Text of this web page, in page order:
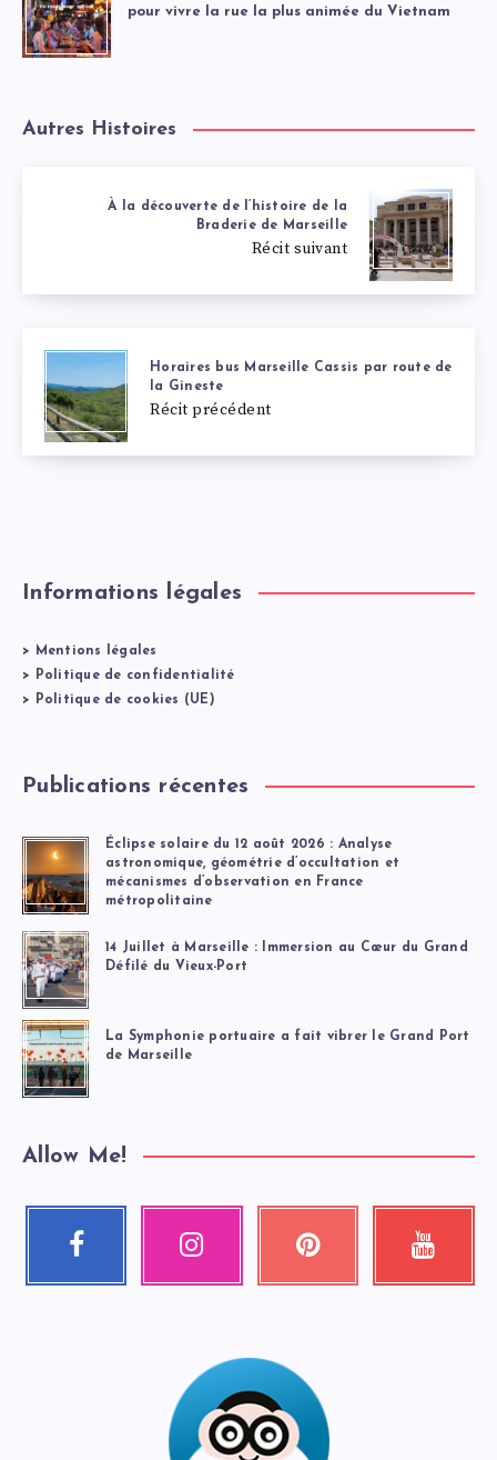
pour vivre la rue la plus animée du Vietnam
Autres Histoires
À la découverte de l’histoire de la
Braderie de Marseille
Récit suivant
Horaires bus Marseille Cassis par route de
la Gineste
Récit précédent
Informations légales
> Mentions légales
> Politique de confidentialité
> Politique de cookies (UE)
Publications récentes
Éclipse solaire du 12 août 2026 : Analyse
astronomique, géométrie d’occultation et
mécanismes d’observation en France
métropolitaine
14 Juillet à Marseille : Immersion au Cœur du Grand
Défilé du Vieux-Port
La Symphonie portuaire a fait vibrer le Grand Port
de Marseille
Allow Me!
Facebook Instagram Pinterest
Épinglez
Youtube
Regardez